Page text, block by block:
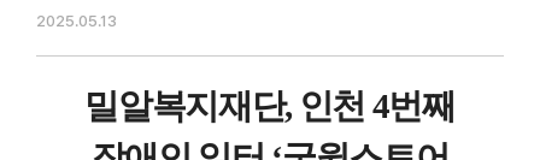
2025.05.13
밀알복지재단, 인천 4번째